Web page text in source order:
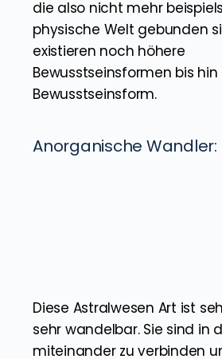
die also nicht mehr
physische Welt gebunden
existieren noch höhere
Bewusstseinsformen bis hin
Bewusstseinsform.
Anorganische Wandler:
Diese Astralwesen Art ist